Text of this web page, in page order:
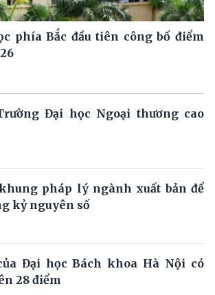
phía Bắc đầu tiên công bố điểm
Đại học Ngoại thương cao
pháp lý ngành xuất bản để
kỷ nguyên số
Đại học Bách khoa Hà Nội có
28 điểm